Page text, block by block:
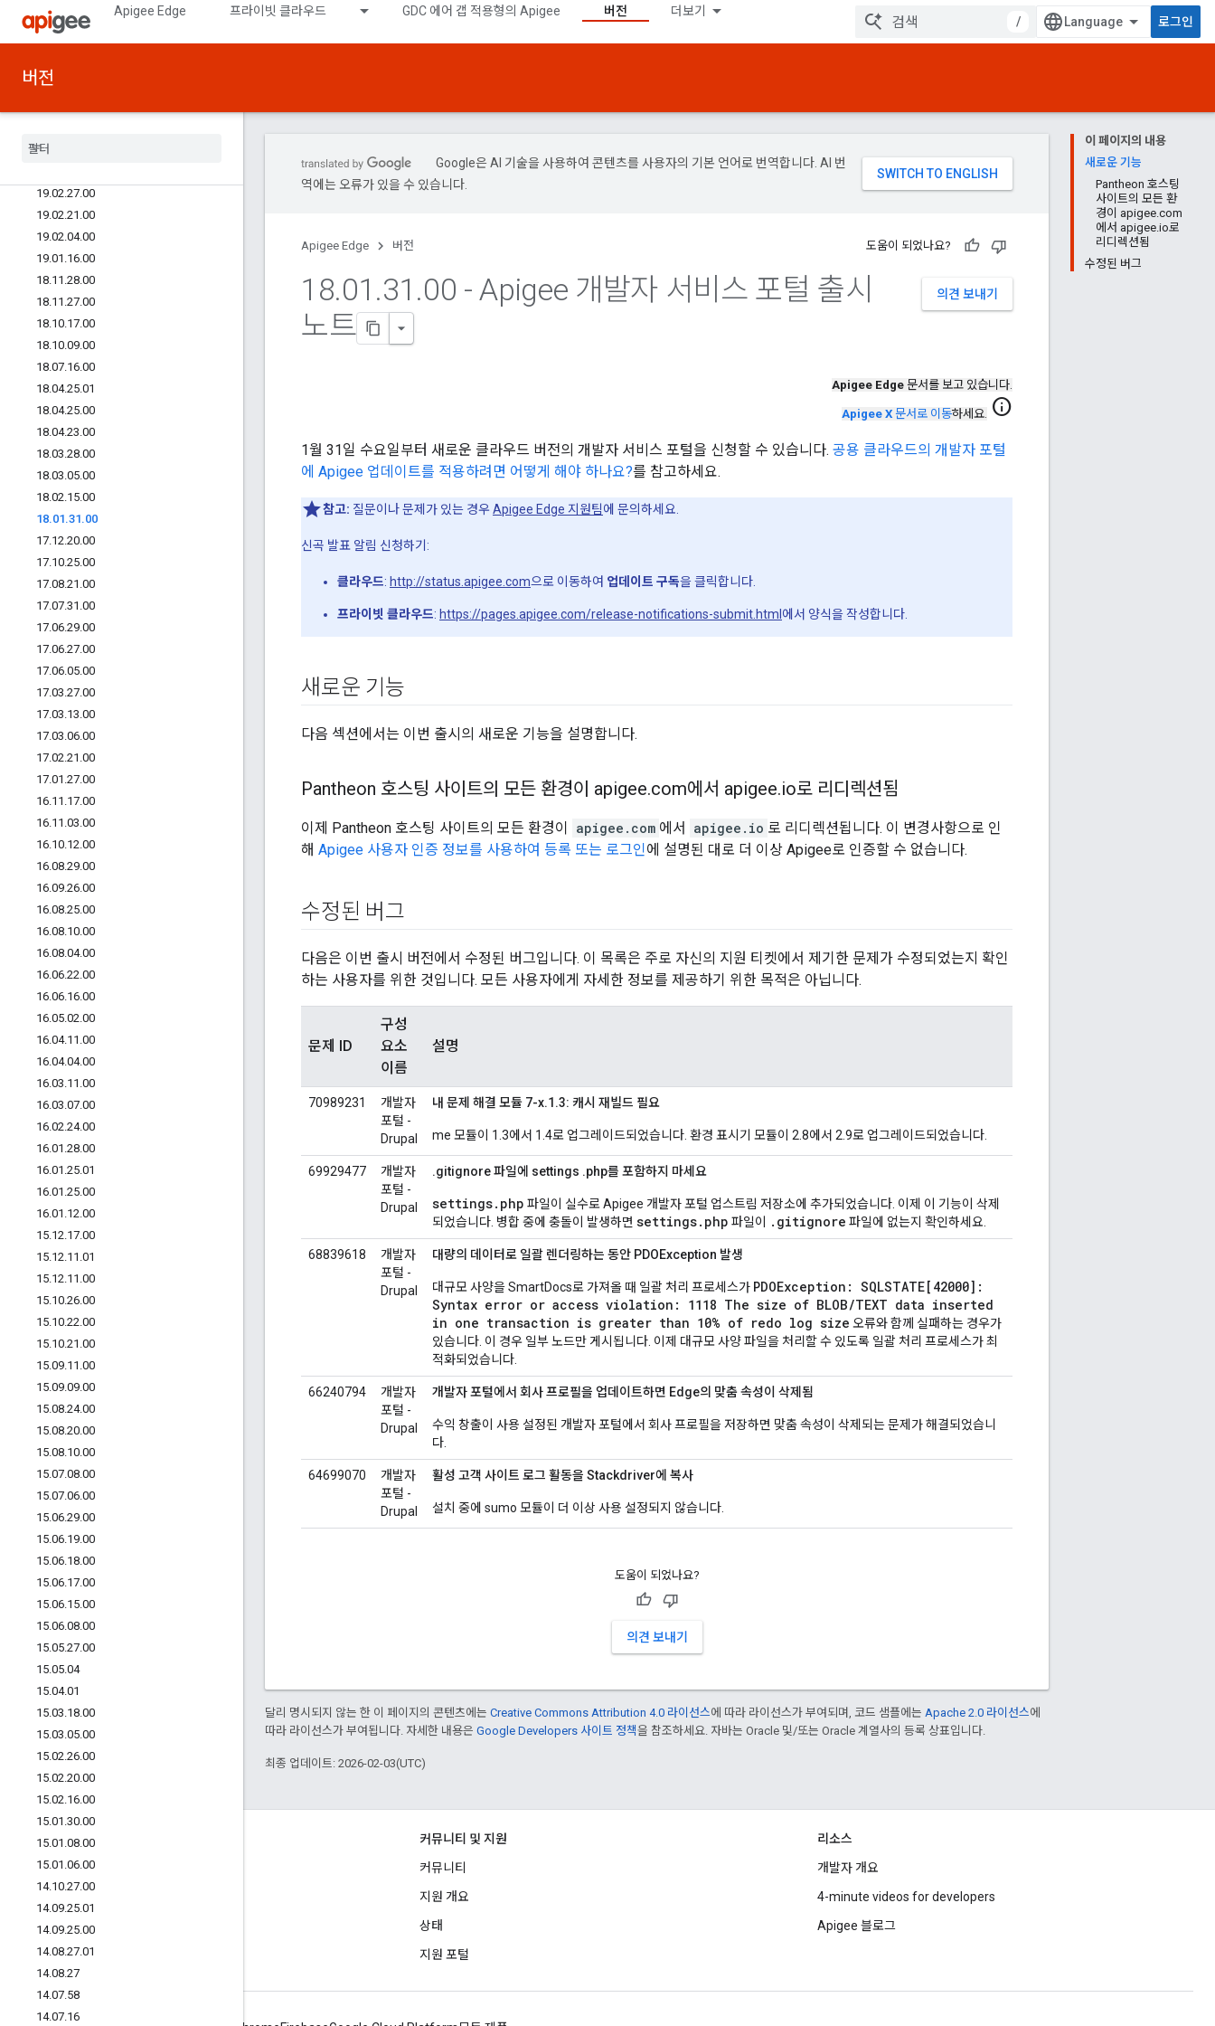
Apigee Edge 프라이빗 클라우드 GDC 에어 갭 적용형의 Apigee 버전 더보기
/ 로그인
버전
19.12.20.00
19.11.21.00
19.07.08.00
19
19.02.27.00
19.02.21 .00
19.02.04.00
19.01 .16.00
18.11 .28.00
18.11 .27.00
18.10.17.00
18.10.09.00
18.07.16.00
18.04.25.01
18.04.25.00
18.04.23.00
18.03.28.00
18.03.05.00
18.02.15.00
18.01.31.00
17.12.20.00
17.10.25.00
17.08.21 .00
17.07.31 .00
17.06.29.00
17.06.27.00
17.06.05.00
17.03.27.00
17.03.13.00
17.03.06.00
17.02.21 .00
17.01 .27.00
16.11 .17.00
16.11 .03.00
16.10.12.00
16.08.29.00
16.09.26.00
16.08.25.00
16.08.10.00
16.08.04.00
16.06.22.00
16.06.16.00
16.05.02.00
16.04.11 .00
16.04.04.00
16.03.11 .00
16.03.07.00
16.02.24.00
16.01 .28.00
16.01 .25.01
16.01 .25.00
16.01 .12.00
15.12.17.00
15.12.11 .01
15.12.11 .00
15.10.26.00
15.10.22.00
15.10.21 .00
15.09.11 .00
15.09.09.00
15.08.24.00
15.08.20.00
15.08.10.00
15.07.08.00
15.07.06.00
15.06.29.00
15.06.19.00
15.06.18.00
15.06.17.00
15.06.15.00
15.06.08.00
15.05.27.00
15.05.04
15.04.01
15.03.18.00
15.03.05.00
15.02.26.00
15.02.20.00
15.02.16.00
15.01 .30.00
15.01 .08.00
15.01 .06.00
14.10.27.00
14.09.25.01
14.09.25.00
14.08.27.01
14.08.27
14.07.58
14.07.16
이 페이지의 내용
새로운 기능
Pantheon 호스팅
사이트의 모든 환
경이 apigee.com
에서 apigee.io로
리디렉션됨
수정된 버그
Google은 AI 기술을 사용하여 콘텐츠를 사용자의 기본 언어로 번역합니다. AI 번
역에는 오류가 있을 수 있습니다.
Apigee Edge 버전 도움이 되었나요?
의견 보내기
18.01 .31 .00 - Apigee 개발자 서비스 포털 출시
노트
Apigee Edge 문서를 보고 있습니다.
Apigee X 문서로 이동하세요. info
1월 31일 수요일부터 새로운 클라우드 버전의 개발자 서비스 포털을 신청할 수 있습니다. 공용 클라우드의 개발자 포털
에 Apigee 업데이트를 적용하려면 어떻게 해야 하나요?를 참고하세요.
참고: 질문이나 문제가 있는 경우Apigee Edge 지원팀에 문의하세요.
신곡 발표 알림 신청하기:
클라우드: http://status.apigee.com으로 이동하여 업데이트 구독을 클릭합니다.
프라이빗 클라우드: https://pages.apigee.com/release-notifications-submit.html 에서 양식을 작성합니다.
새로운 기능
다음 섹션에서는 이번 출시의 새로운 기능을 설명합니다.
Pantheon 호스팅 사이트의 모든 환경이 apigee.com에서 apigee.io로 리디렉션됨
이제 Pantheon 호스팅 사이트의 모든 환경이 apigee.com 에서 apigee.io 로 리디렉션됩니다. 이 변경사항으로 인
해 Apigee 사용자 인증 정보를 사용하여 등록 또는 로그인에 설명된 대로 더 이상 Apigee로 인증할 수 없습니다.
수정된 버그
다음은 이번 출시 버전에서 수정된 버그입니다. 이 목록은 주로 자신의 지원 티켓에서 제기한 문제가 수정되었는지 확인
하는 사용자를 위한 것입니다. 모든 사용자에게 자세한 정보를 제공하기 위한 목적은 아닙니다.
문제 ID
구성
요소
이름
설명
70989231
개발자
포털 -
Drupal
내 문제 해결 모듈 7-x.1.3: 캐시 재빌드 필요
me 모듈이 1.3에서 1.4로 업그레이드되었습니다. 환경 표시기 모듈이 2.8에서 2.9로 업그레이드되었습니다.
69929477
개발자
포털 -
Drupal
.gitignore 파일에 settings .php를 포함하지 마세요
settings.php 파일이 실수로 Apigee 개발자 포털 업스트림 저장소에 추가되었습니다. 이제 이 기능이 삭제
되었습니다. 병합 중에 충돌이 발생하면 settings.php 파일이 .gitignore 파일에 없는지 확인하세요.
68839618
개발자
포털 -
Drupal
대량의 데이터로 일괄 렌더링하는 동안 PDOException 발생
대규모 사양을 SmartDocs로 가져올 때 일괄 처리 프로세스가 PDOException: SQLSTATE[42000]:
Syntax error or access violation: 1118 The size of BLOB/TEXT data inserted
in one transaction is greater than 10% of redo log size 오류와 함께 실패하는 경우가
있습니다. 이 경우 일부 노드만 게시됩니다. 이제 대규모 사양 파일을 처리할 수 있도록 일괄 처리 프로세스가 최
적화되었습니다.
66240794
개발자
포털 -
Drupal
개발자 포털에서 회사 프로필을 업데이트하면 Edge의 맞춤 속성이 삭제됨
수익 창출이 사용 설정된 개발자 포털에서 회사 프로필을 저장하면 맞춤 속성이 삭제되는 문제가 해결되었습니
다.
64699070
개발자
포털 -
Drupal
활성 고객 사이트 로그 활동을 Stackdriver에 복사
설치 중에 sumo 모듈이 더 이상 사용 설정되지 않습니다.
도움이 되었나요?
의견 보내기
달리 명시되지 않는 한 이 페이지의 콘텐츠에는 Creative Commons Attribution 4.0 라이선스에 따라 라이선스가 부여되며, 코드 샘플에는 Apache 2.0 라이선스에
따라 라이선스가 부여됩니다. 자세한 내용은 Google Developers 사이트 정책을 참조하세요. 자바는 Oracle 및/또는 Oracle 계열사의 등록 상표입니다.
최종 업데이트: 2026-02-03(UTC)
Apigee 정보
We're part of Google
파트너
eBook 및 웹캐스트
커뮤니티 및 지원
커뮤니티
지원 개요
상태
지원 포털
리소스
개발자 개요
4-minute videos for developers
Apigee 블로그